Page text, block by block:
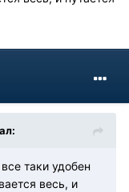
таки удобен
весь, и